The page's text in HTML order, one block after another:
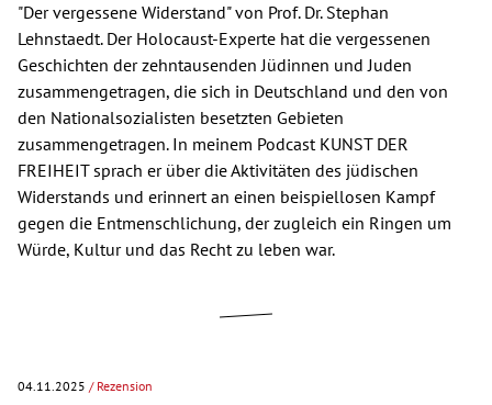
"Der vergessene Widerstand" von Prof. Dr. Stephan
Lehnstaedt. Der Holocaust-Experte hat die vergessenen
Geschichten der zehntausenden Jüdinnen und Juden
zusammengetragen, die sich in Deutschland und den von
den Nationalsozialisten besetzten Gebieten
zusammengetragen. In meinem Podcast KUNST DER
FREIHEIT sprach er über die Aktivitäten des jüdischen
Widerstands und erinnert an einen beispiellosen Kampf
gegen die Entmenschlichung, der zugleich ein Ringen um
Würde, Kultur und das Recht zu leben war.
04.11.2025 / Rezension